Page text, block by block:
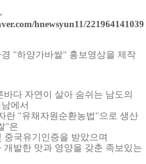
hnewsyun11/221964141039
"하양가바쌀" 홍보영상을 제작
바다 자연이 살아 숨쉬는 남도의
에서
란 "유채자원순환농법"으로 생산
"은
중국유기인증을 받았으며
개발한 맛과 영양을 갖춘 족보있는